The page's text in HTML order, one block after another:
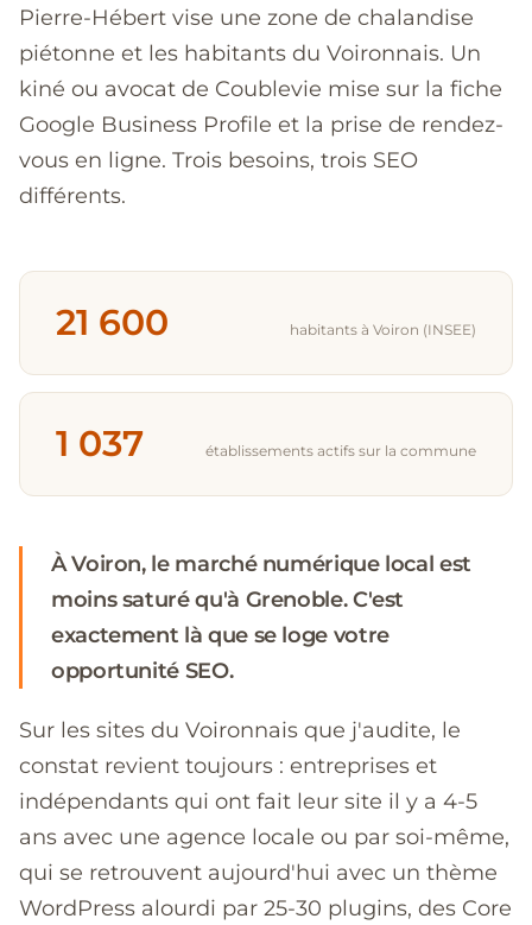
Pierre-Hébert vise une zone de chalandise
piétonne et les habitants du Voironnais. Un
kiné ou avocat de Coublevie mise sur la fiche
Google Business Profile et la prise de rendez-
vous en ligne. Trois besoins, trois SEO
différents.
21 600 habitants à Voiron (INSEE)
1 037 établissements actifs sur la commune
À Voiron, le marché numérique local est
moins saturé qu'à Grenoble. C'est
exactement là que se loge votre
opportunité SEO.
Sur les sites du Voironnais que j'audite, le
constat revient toujours : entreprises et
indépendants qui ont fait leur site il y a 4-5
ans avec une agence locale ou par soi-même,
qui se retrouvent aujourd'hui avec un thème
WordPress alourdi par 25-30 plugins, des Core